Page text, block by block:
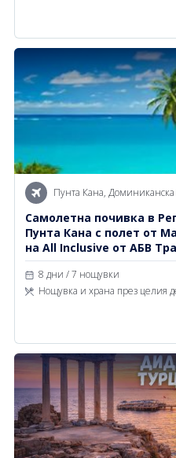
Пунта Кана,
Самолетна почивка в
Пунта Кана с полет от
на All Inclusive от АБВ
8 дни / 7 нощувки
Нощувка и храна през целия